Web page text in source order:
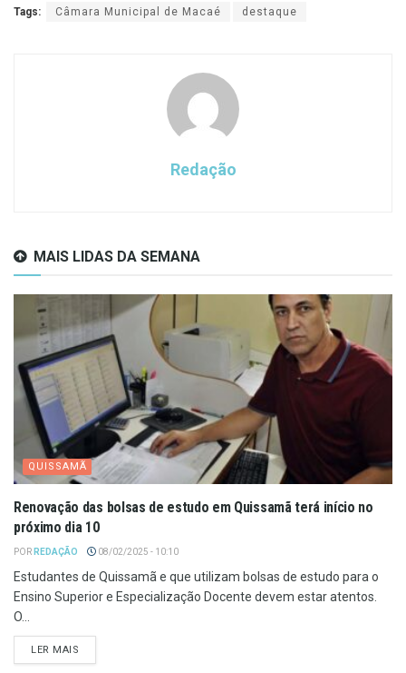
Tags: Câmara Municipal de Macaé destaque
Redação
MAIS LIDAS DA SEMANA
QUISSAMÃ
Renovação das bolsas de estudo em Quissamã terá início no
próximo dia 10
POR REDAÇÃO 08/02/2025 - 10:10
Estudantes de Quissamã e que utilizam bolsas de estudo para o
Ensino Superior e Especialização Docente devem estar atentos.
O...
LER MAIS